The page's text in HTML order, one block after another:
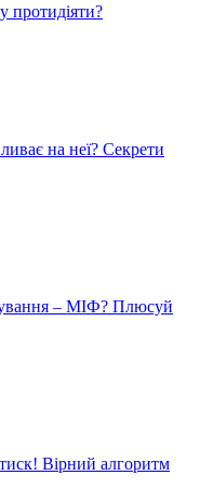
протидіяти?
на неї? Секрети
– МІФ? Плюсуй
Вірний алгоритм